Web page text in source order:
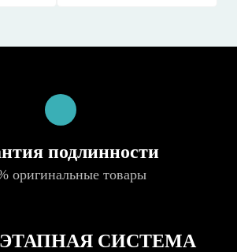
подлинности
оригинальные товары
СИСТЕМА